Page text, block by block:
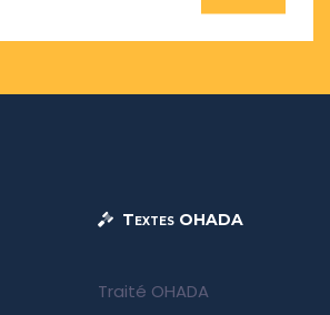
Textes OHADA
Traité OHADA